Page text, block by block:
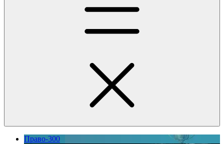
Право-300